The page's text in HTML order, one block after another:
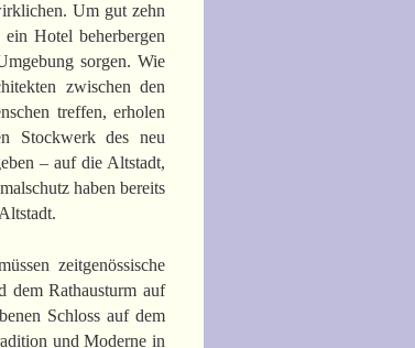
Um gut zehn
Hotel beherbergen
sorgen. Wie
zwischen den
treffen, erholen
Stockwerk des neu
– auf die Altstadt,
haben bereits
zeitgenössische
dem Rathausturm auf
Schloss auf dem
und Moderne in